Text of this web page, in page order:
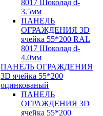
8017 Шоколад d-
3.5мм
ПАНЕЛЬ
ОГРАЖДЕНИЯ 3D
ячейка 55*200 RAL
8017 Шоколад d-
4.0мм
ПАНЕЛЬ ОГРАЖДЕНИЯ
3D ячейка 55*200
оцинкованый
ПАНЕЛЬ
ОГРАЖДЕНИЯ 3D
ячейка 55*200